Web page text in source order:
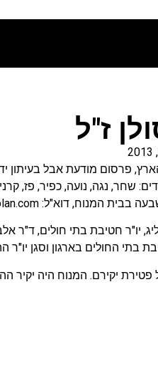
ז"ל
, פרסום מודעת אבל בעיתון
שחר, נגה, נועה, כפיר, פז,
יו"ר חטיבת בתי חולים, ד"ר
בתי החולים בארגון וסגן
יקירם. המנוח היה יקיר